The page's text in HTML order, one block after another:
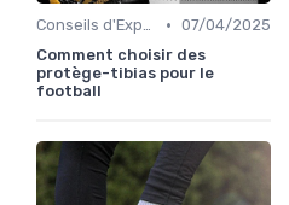
Conseils d'Experts • 07/04/2025
Comment choisir des
protège-tibias pour le
football